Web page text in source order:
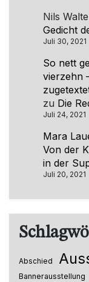
Nils
Gedicht
Juli 30, 2021
So nett
vierzehn
zu Die
Juli 24, 2021
Mara
Von der
in der
Juli 20, 2021
Abschied
Bannerausstellung